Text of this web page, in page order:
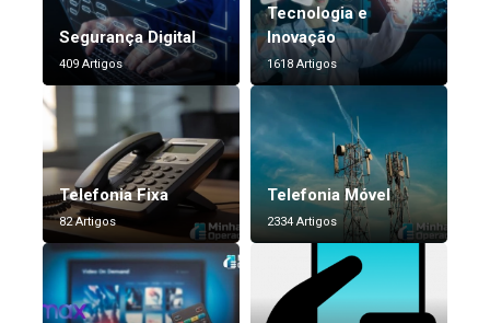
Segurança Digital
409 Artigos
Tecnologia e
Inovação
1618 Artigos
Telefonia Fixa
82 Artigos
Telefonia Móvel
2334 Artigos